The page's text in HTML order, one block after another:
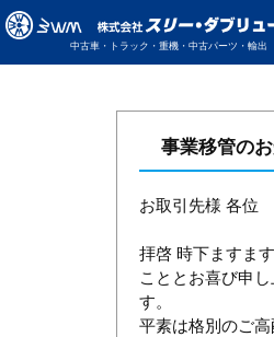
中古車・トラック・重機・中古パーツ・輸出
事業移管の
お取引先様 各位
拝啓 時下ますま
こととお喜び申し
す。
平素は格別のご高